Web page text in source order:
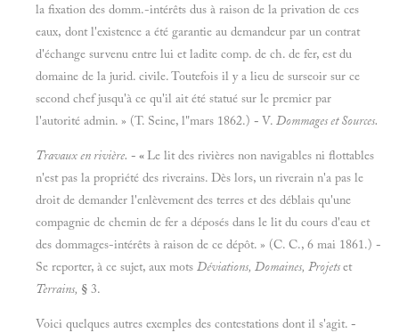
la fixation des domm.-intérêts dus à raison de la privation de ces
eaux, dont l'existence a été garantie au demandeur par un contrat
d'échange survenu entre lui et ladite comp. de ch. de fer, est du
domaine de la jurid. civile. Toutefois il y a lieu de surseoir sur ce
second chef jusqu'à ce qu'il ait été statué sur le premier par
l'autorité admin. » (T. Seine, l"mars 1862.) - V. Dommages et Sources.
Travaux en rivière. - «Le lit des rivières non navigables ni flottables
n'est pas la propriété des riverains. Dès lors, un riverain n'a pas le
droit de demander l'enlèvement des terres et des déblais qu'une
compagnie de chemin de fer a déposés dans le lit du cours d'eau et
des dommages-intérêts à raison de ce dépôt. » (C. C., 6 mai 1861.) -
Se reporter, à ce sujet, aux mots Déviations, Domaines, Projetset
Terrains, § 3.
Voici quelques autres exemples des contestations dont il s'agit. -